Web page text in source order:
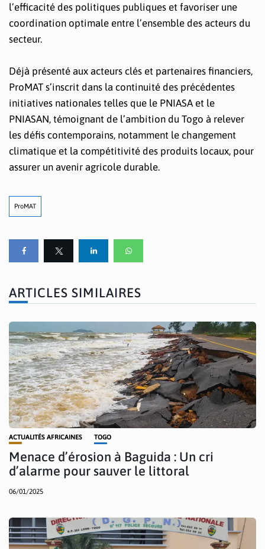
l’efficacité des politiques publiques et favoriser une
coordination optimale entre l’ensemble des acteurs du
secteur.
Déjà présenté aux acteurs clés et partenaires financiers,
ProMAT s’inscrit dans la continuité des précédentes
initiatives nationales telles que le PNIASA et le
PNIASAN, témoignant de l’ambition du Togo à relever
les défis contemporains, notamment le changement
climatique et la compétitivité des produits locaux, pour
assurer un avenir agricole durable.
ProMAT
ARTICLES SIMILAIRES
ACTUALITÉS AFRICAINES TOGO
Menace d’érosion à Baguida : Un cri
d’alarme pour sauver le littoral
06/01/2025